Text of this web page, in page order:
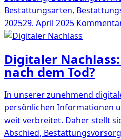
Bestattungsarten,
202529. April 2025
Digitaler
nach dem Tod?
In unserer zunehmend
persönlichen Informationen
weit verbreitet. Daher stellt
Abschied,